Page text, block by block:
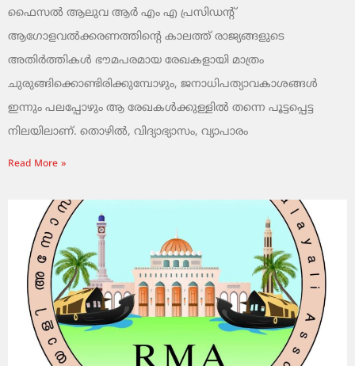
ഫൈസൽ ആലുവ ആർ എം എ പ്രസിഡന്റ്
ആഗോളവൽക്കരണത്തിന്റെ കാലത്ത് രാജ്യങ്ങളുടെ
അതിർത്തികൾ ഭൗമപരമായ രേഖകളായി മാത്രം
ചുരുങ്ങിക്കൊണ്ടിരിക്കുമ്പോഴും, ജനാധിപത്യാവകാശങ്ങൾ
ഇന്നും പലപ്പോഴും ആ രേഖകൾക്കുള്ളിൽ തന്നെ പൂട്ടപ്പെട്ട
നിലയിലാണ്. തൊഴിൽ, വിദ്യാഭ്യാസം, വ്യാപാരം
Read More »